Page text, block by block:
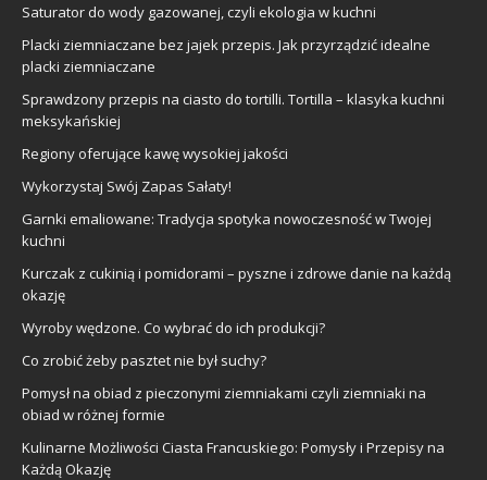
Saturator do wody gazowanej, czyli ekologia w kuchni
Placki ziemniaczane bez jajek przepis. Jak przyrządzić idealne
placki ziemniaczane
Sprawdzony przepis na ciasto do tortilli. Tortilla – klasyka kuchni
meksykańskiej
Regiony oferujące kawę wysokiej jakości
Wykorzystaj Swój Zapas Sałaty!
Garnki emaliowane: Tradycja spotyka nowoczesność w Twojej
kuchni
Kurczak z cukinią i pomidorami – pyszne i zdrowe danie na każdą
okazję
Wyroby wędzone. Co wybrać do ich produkcji?
Co zrobić żeby pasztet nie był suchy?
Pomysł na obiad z pieczonymi ziemniakami czyli ziemniaki na
obiad w różnej formie
Kulinarne Możliwości Ciasta Francuskiego: Pomysły i Przepisy na
Każdą Okazję